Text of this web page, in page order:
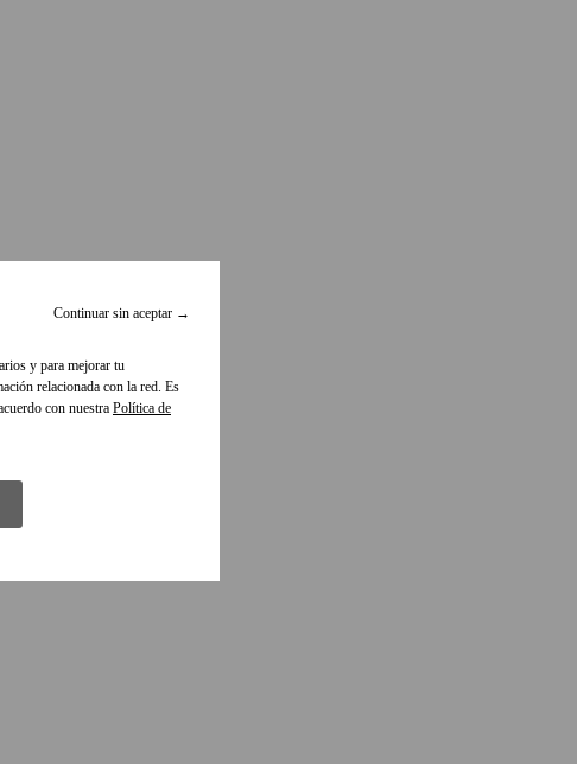
Continuar sin aceptar →
y para mejorar tu
relacionada con la red. Es
con nuestra Política de